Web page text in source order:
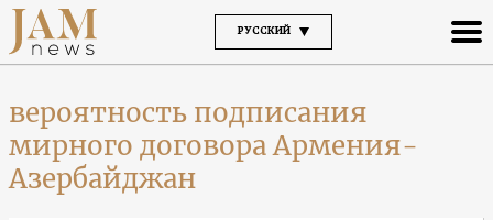
РУССКИЙ
вероятность подписания
мирного договора Армения-
Азербайджан